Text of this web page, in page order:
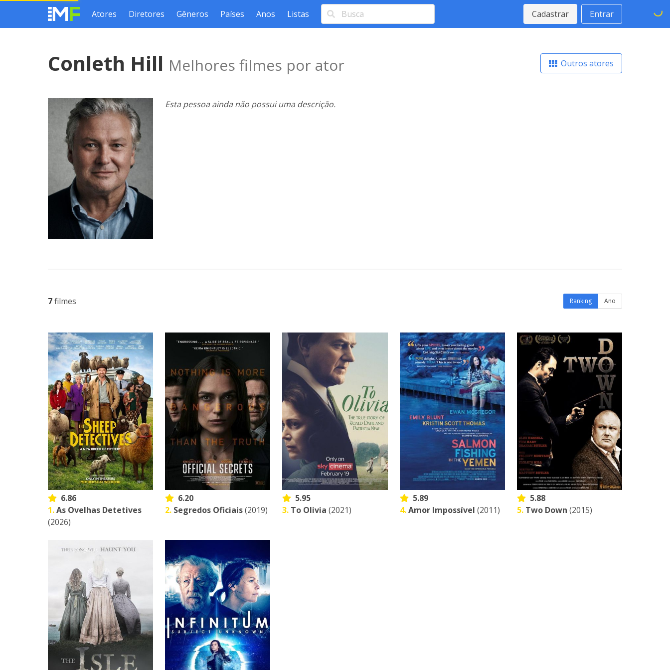
Atores Diretores Gêneros Países Anos Listas Cadastrar Entrar
Conleth Hill Melhores filmes por ator Outros atores
Esta pessoa ainda não possui uma descrição.
7filmes Ranking Ano
6.86
1.As Ovelhas Detetives
(2026)
6.20
2. Segredos Oficiais(2019)
5.95
3. To Olivia (2021)
5.89
4. Amor Impossível (2011)
5.88
5. Two Down (2015)